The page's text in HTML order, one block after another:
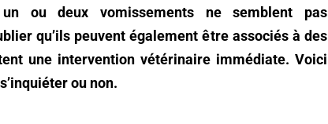
ou deux vomissements ne semblent pas
qu’ils peuvent également être associés à des
une intervention vétérinaire immédiate. Voici
ou non.